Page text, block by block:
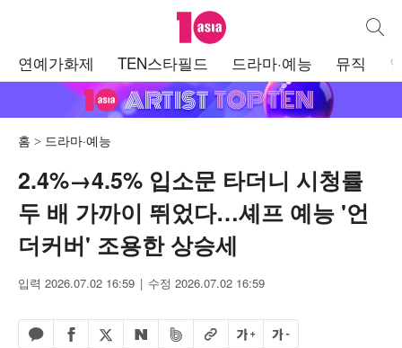
텐아시아 통합
연예가화제 TEN스타필드 드라마·예능 뮤직
홈 드라마·예능
2.4%→4.5% 입소문 타더니 시청률
두 배 가까이 뛰었다…셰프 예능 '언
더커버' 조용한 상승세
입력 2026.07.02 16:59 수정 2026.07.02 16:59
카카오톡 공유하기
페이스북 공유하기
엑스 공유하기
네이버 공유하기
밴드 공유하기
URL복사글자 크게글자 작게